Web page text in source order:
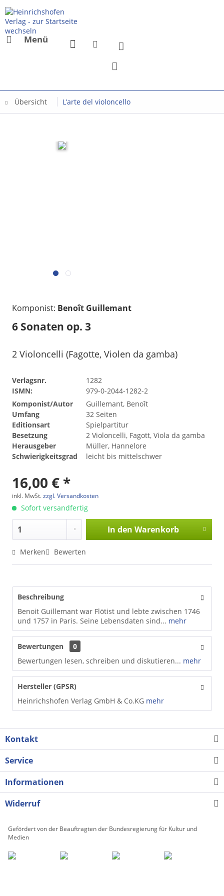
Menü
Übersicht L’arte del violoncello
Komponist: Benoît Guillemant
6 Sonaten op. 3
2 Violoncelli (Fagotte, Violen da gamba)
Verlagsnr.
1282
ISMN:
979-0-2044-1282-2
Komponist/Autor
Guillemant, Benoît
Umfang
32 Seiten
Editionsart
Spielpartitur
Besetzung
2 Violoncelli, Fagott, Viola da gamba
Herausgeber
Müller, Hannelore
Schwierigkeitsgrad
leicht bis mittelschwer
16,00 € *
inkl. MwSt.zzgl. Versandkosten
Sofort versandfertig
In den Warenkorb
Merken Bewerten
Beschreibung
Benoit Guillemant war Flötist und lebte zwischen 1746
und 1757 in Paris. Seine Lebensdaten sind... mehr
Bewertungen
0
Bewertungen lesen, schreiben und diskutieren... mehr
Hersteller (GPSR)
Heinrichshofen Verlag GmbH & Co.KG mehr
Kontakt
Service
Informationen
Widerruf
Gefördert von der Beauftragten der Bundesregierung für Kultur und
Medien